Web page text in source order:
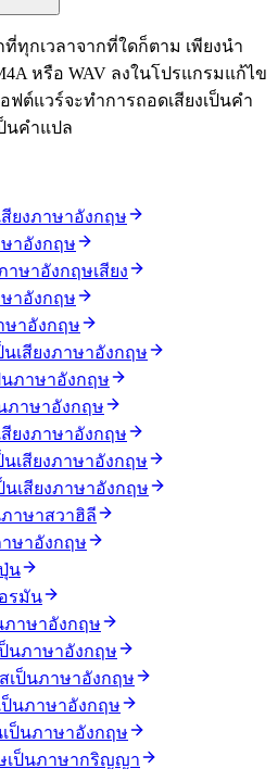
ที่ทุกเวลาจากที่ใดก็ตาม เพียงนำ
หรือ WAV ลงในโปรแกรมแก้ไข
ต์แวร์จะทำการถอดเสียงเป็นคำ
นคำแปล
ยงภาษาอังกฤษ
าอังกฤษ
าษาอังกฤษเสียง
าอังกฤษ
ษาอังกฤษ
เสียงภาษาอังกฤษ
ภาษาอังกฤษ
ภาษาอังกฤษ
ยงภาษาอังกฤษ
เสียงภาษาอังกฤษ
นเสียงภาษาอังกฤษ
าษาสวาฮิลี
ษาอังกฤษ
น
รมัน
ภาษาอังกฤษ
นภาษาอังกฤษ
เป็นภาษาอังกฤษ
ป็นภาษาอังกฤษ
เป็นภาษาอังกฤษ
เป็นภาษากริญญา